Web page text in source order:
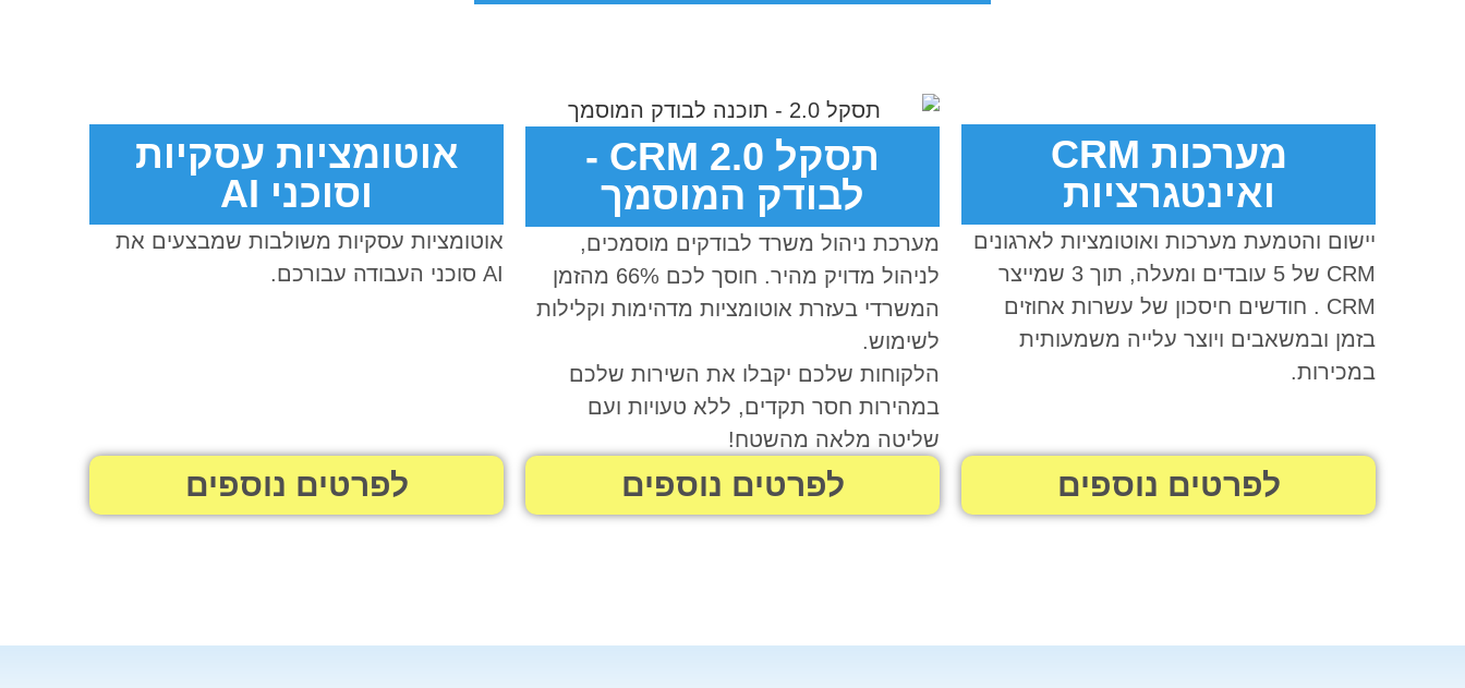
מערכות CRM
ואינטגרציות
יישום והטמעת מערכות ואוטומציות לארגונים
CRM של 5 עובדים ומעלה, תוך 3 שמייצר
CRM . חודשים חיסכון של עשרות אחוזים
בזמן ובמשאבים ויוצר עלייה משמעותית
במכירות.
לפרטים נוספים
תסקל 2.0 CRM -
לבודק המוסמך
מערכת ניהול משרד לבודקים מוסמכים,
לניהול מדויק מהיר. חוסך לכם 66% מהזמן
המשרדי בעזרת אוטומציות מדהימות וקלילות
לשימוש.
הלקוחות שלכם יקבלו את השירות שלכם
במהירות חסר תקדים, ללא טעויות ועם
שליטה מלאה מהשטח!
לפרטים נוספים
אוטומציות עסקיות
וסוכני AI
אוטומציות עסקיות משולבות שמבצעים את
AI סוכני העבודה עבורכם.
לפרטים נוספים